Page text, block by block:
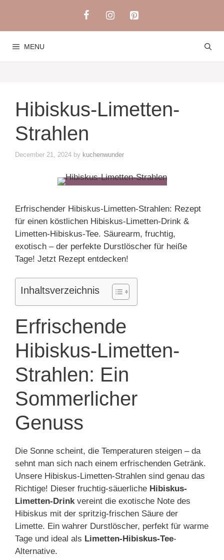
content
MENU
Hibiskus-Limetten-
Strahlen
December 21, 2024 by kuchenwunder
Erfrischender Hibiskus-Limetten-Strahlen: Rezept
für einen köstlichen Hibiskus-Limetten-Drink &
Limetten-Hibiskus-Tee. Säurearm, fruchtig,
exotisch – der perfekte Durstlöscher für heiße
Tage! Jetzt Rezept entdecken!
Inhaltsverzeichnis
Erfrischende
Hibiskus-Limetten-
Strahlen: Ein
Sommerlicher
Genuss
Die Sonne scheint, die Temperaturen steigen – da
sehnt man sich nach einem erfrischenden Getränk.
Unsere Hibiskus-Limetten-Strahlen sind genau das
Richtige! Dieser fruchtig-säuerliche Hibiskus-
Limetten-Drinkvereint die exotische Note des
Hibiskus mit der spritzig-frischen Säure der
Limette. Ein wahrer Durstlöscher, perfekt für warme
Tage und ideal als Limetten-Hibiskus-Tee-
Alternative.